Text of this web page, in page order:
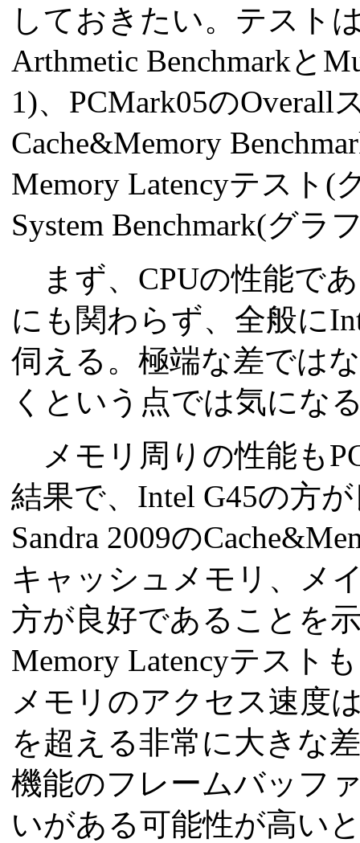
しておきたい。テストは
Arthmetic Benchmarkと
1)、PCMark05のOverall
Cache&Memory
Memory Latencyテスト(
System Benchmark(グラ
まず、CPUの性能で
にも関わらず、全般に
伺える。極端な差では
くという点では気にな
メモリ周りの性能も
結果で、Intel G45の方
Sandra 2009の
キャッシュメモリ、メ
方が良好であることを
Memory Latencyテスト
メモリのアクセス速度
を超える非常に大きな
機能のフレームバッフ
いがある可能性が高い